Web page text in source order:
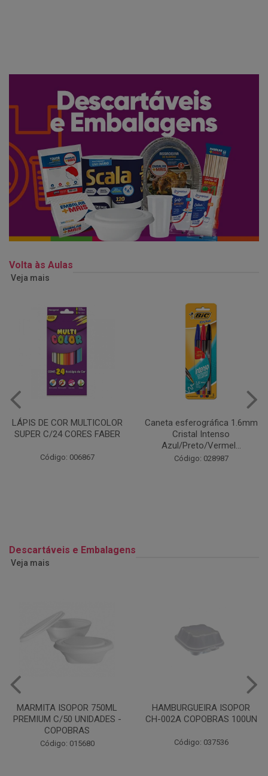
Volta às Aulas
Veja mais
Caneta esferográfica 1.6mm
Cristal Intenso
Código: 028987
COLA EM BASTÃO 40G - LEO
& LEO
Código: 028164
Descartáveis e Embalagens
Veja mais
HAMBURGUEIRA ISOPOR
CH-002A COPOBRAS 100UN
Código: 037536
CAIXA PARDA PIZZA N30
OITAVADA BALUARTE C/10
Código: 001124